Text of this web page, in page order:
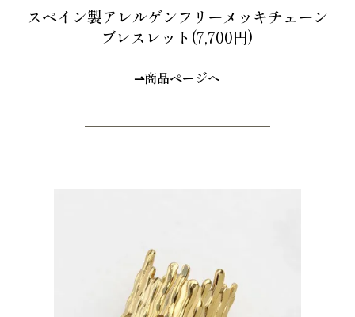
スペイン製アレルゲンフリーメッキチェーン
ブレスレット(7,700円)
⇀商品ページへ